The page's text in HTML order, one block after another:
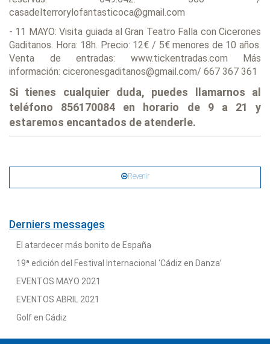
casadelterrorylofantasticoca@gmail.com
- 11 MAYO: Visita guiada al Gran Teatro Falla con Cicerones
Gaditanos. Hora: 18h. Precio: 12€ / 5€ menores de 10 años.
Venta de entradas: www.tickentradas.com Más
información: ciceronesgaditanos@gmail.com/ 667 367 361
Si tienes cualquier duda, puedes llamarnos al
teléfono 856170084 en horario de 9 a 21 y
estaremos encantados de atenderle.
Revenir
Derniers messages
El atardecer más bonito de España
19ª edición del Festival Internacional ‘Cádiz en Danza’
EVENTOS MAYO 2021
EVENTOS ABRIL 2021
Golf en Cádiz